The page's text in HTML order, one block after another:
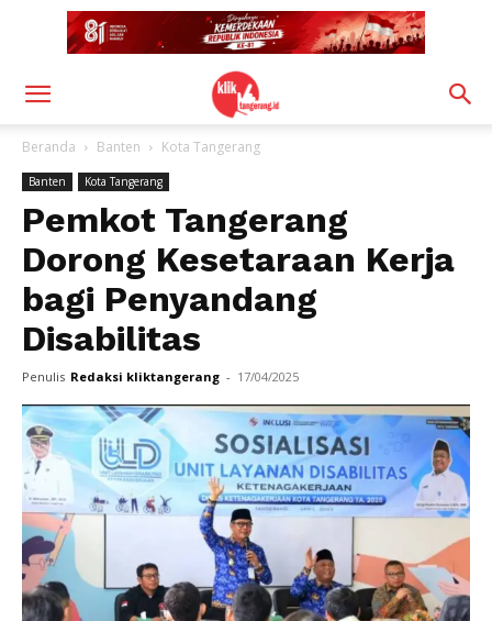
Beranda Banten Kota Tangerang
Banten Kota Tangerang
Pemkot Tangerang
Dorong Kesetaraan Kerja
bagi Penyandang
Disabilitas
Penulis Redaksi kliktangerang - 17/04/2025